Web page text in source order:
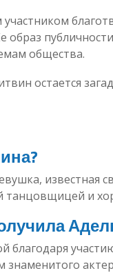
общества.
остается
известная
танцовщицей и
благодаря
знаменитого